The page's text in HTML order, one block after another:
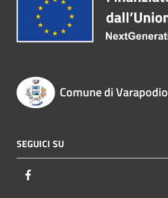
Comune di Varapodio
SEGUICI SU